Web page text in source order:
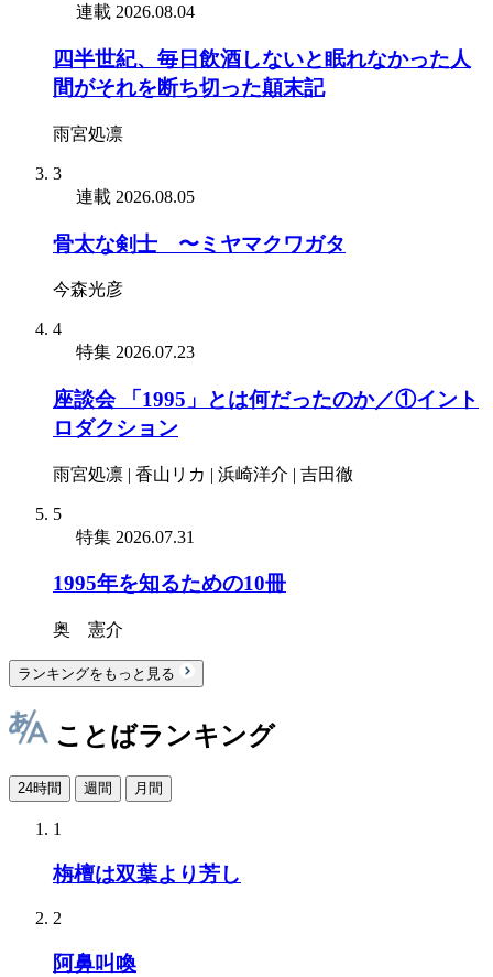
連載 2026.08.04
四半世紀、毎日飲酒しないと眠れなかった人
間がそれを断ち切った顛末記
雨宮処凛
3
連載 2026.08.05
骨太な剣士 〜ミヤマクワガタ
今森光彦
4
特集 2026.07.23
座談会 「1995」とは何だったのか／①イント
ロダクション
雨宮処凛 | 香山リカ | 浜崎洋介 | 吉田徹
5
特集 2026.07.31
1995年を知るための10冊
奥 憲介
ランキングをもっと見る
ことばランキング
24時間 週間 月間
1
栴檀は双葉より芳し
2
阿鼻叫喚